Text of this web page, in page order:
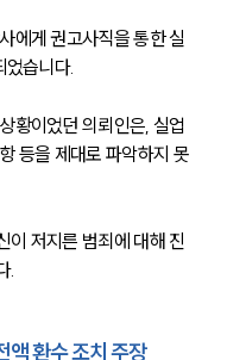
에게 권고사직을 통한 실
었습니다.
황이었던 의뢰인은, 실업
등을 제대로 파악하지 못
이 저지른 범죄에 대해 진
.
액 환수 조치 주장